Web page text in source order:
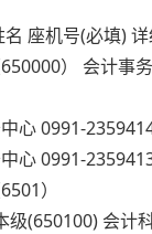
座机号(必填)
） 会计事
心 0991-
心 0991-
）
级(650100) 会计